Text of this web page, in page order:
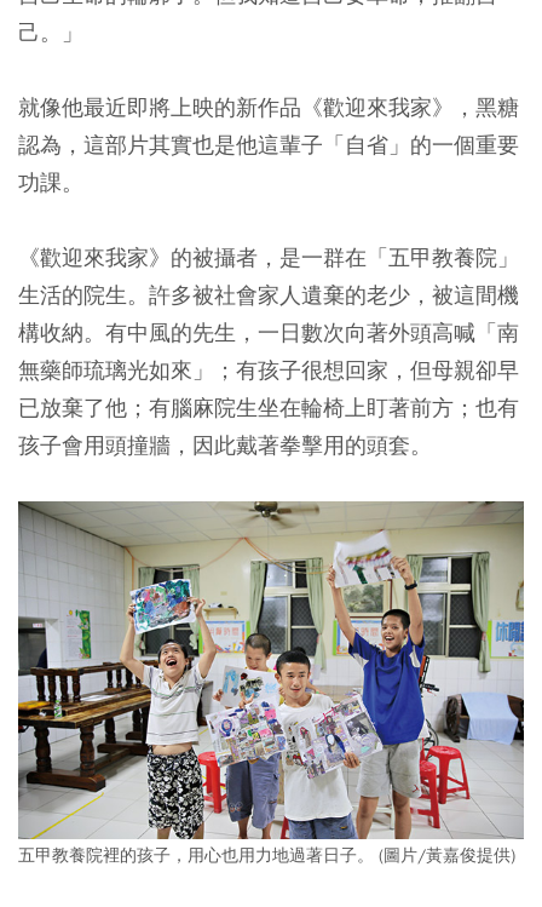
己。」
就像他最近即將上映的新作品《歡迎來我家》，黑糖
認為，這部片其實也是他這輩子「自省」的一個重要
功課。
《歡迎來我家》的被攝者，是一群在「五甲教養院」
生活的院生。許多被社會家人遺棄的老少，被這間機
構收納。有中風的先生，一日數次向著外頭高喊「南
無藥師琉璃光如來」；有孩子很想回家，但母親卻早
已放棄了他；有腦麻院生坐在輪椅上盯著前方；也有
孩子會用頭撞牆，因此戴著拳擊用的頭套。
五甲教養院裡的孩子，用心也用力地過著日子。 (圖片/黃嘉俊提供)